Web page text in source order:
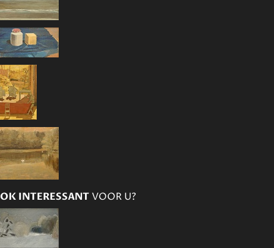
INTERESSANTVOOR U?